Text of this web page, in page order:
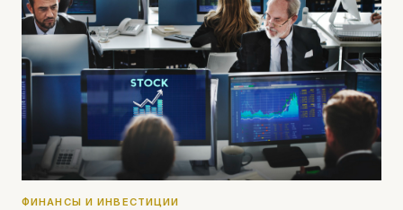
ФИНАНСЫ И ИНВЕСТИЦИИ